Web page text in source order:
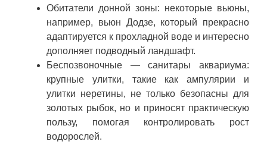
Обитатели донной зоны: некоторые вьюны,
например, вьюн Додзе, который прекрасно
адаптируется к прохладной воде и интересно
дополняет подводный ландшафт.
Беспозвоночные — санитары аквариума:
крупные улитки, такие как ампулярии и
улитки неретины, не только безопасны для
золотых рыбок, но и приносят практическую
пользу, помогая контролировать рост
водорослей.